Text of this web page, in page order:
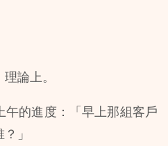
論上。
午的進度：「早上那組客戶
」